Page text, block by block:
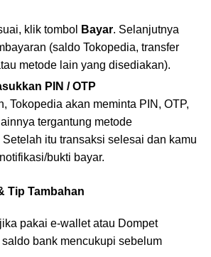
klik tombol
Bayar. Selanjutnya
(saldo Tokopedia, transfer
metode lain yang disediakan).
PIN / OTP
Tokopedia akan meminta PIN, OTP,
tergantung metode
itu transaksi selesai dan kamu
bukti bayar.
Tip Tambahan
pakai e-wallet atau Dompet
bank mencukupi sebelum